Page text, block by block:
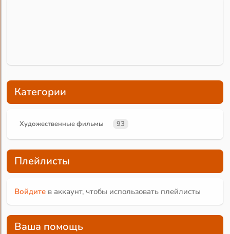
Категории
Художественные фильмы 93
Плейлисты
Войдите в аккаунт, чтобы использовать плейлисты
Ваша помощь